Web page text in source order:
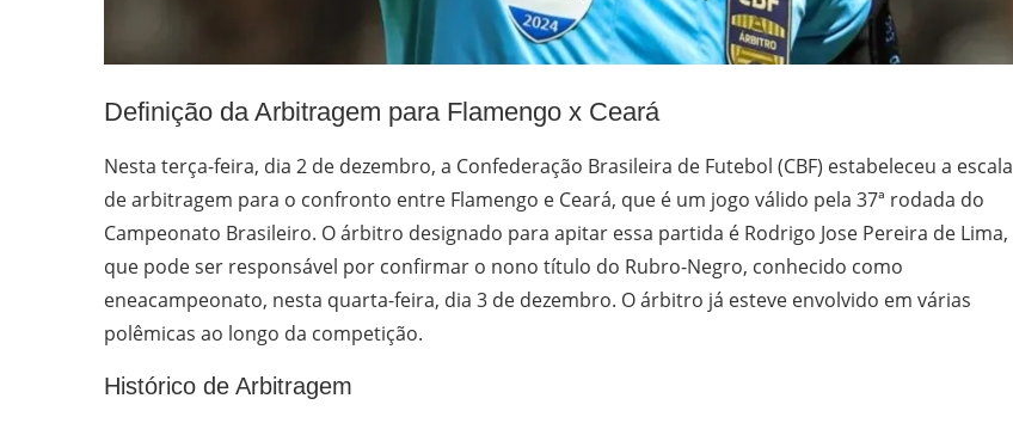
Definição da Arbitragem para Flamengo x Ceará
Nesta terça-feira, dia 2 de dezembro, a Confederação Brasileira de Futebol (CBF) estabeleceu a escala
de arbitragem para o confronto entre Flamengo e Ceará, que é um jogo válido pela 37ª rodada do
Campeonato Brasileiro. O árbitro designado para apitar essa partida é Rodrigo Jose Pereira de Lima,
que pode ser responsável por confirmar o nono título do Rubro-Negro, conhecido como
eneacampeonato, nesta quarta-feira, dia 3 de dezembro. O árbitro já esteve envolvido em várias
polêmicas ao longo da competição.
Histórico de Arbitragem